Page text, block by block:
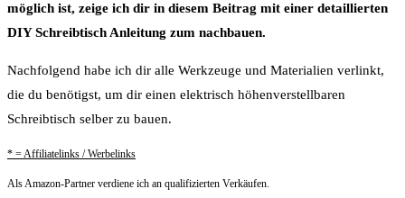
möglich ist, zeige ich dir in diesem Beitrag mit einer detaillierten
DIY Schreibtisch Anleitung zum nachbauen.
Nachfolgend habe ich dir alle Werkzeuge und Materialien verlinkt,
die du benötigst, um dir einen elektrisch höhenverstellbaren
Schreibtisch selber zu bauen.
* = Affiliatelinks / Werbelinks
Als Amazon-Partner verdiene ich an qualifizierten Verkäufen.